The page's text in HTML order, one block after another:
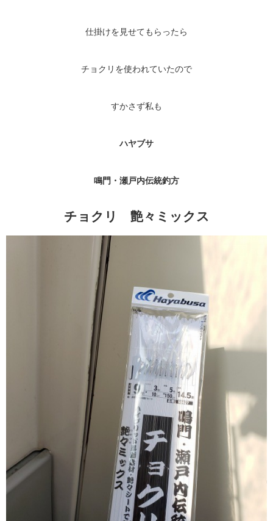
仕掛けを見せてもらったら
チョクリを使われていたので
すかさず私も
ハヤブサ
鳴門・瀬戸内伝統釣方
チョクリ 艶々ミックス